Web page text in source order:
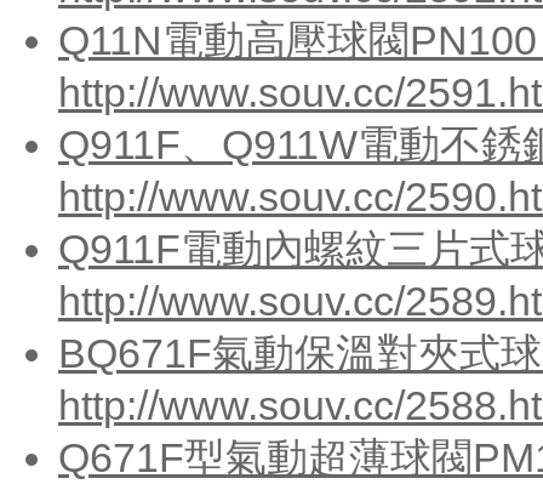
Q11N電動高壓球閥
http://www.souv.cc/
Q911F、Q911W電動不
http://www.souv.cc/
Q911F電動內螺紋三片式
http://www.souv.cc/
BQ671F氣動保溫對夾式
http://www.souv.cc/
Q671F型氣動超薄球閥